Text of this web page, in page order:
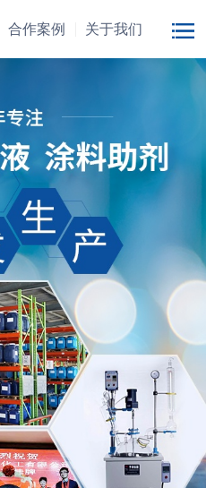
合作案例 关于我们